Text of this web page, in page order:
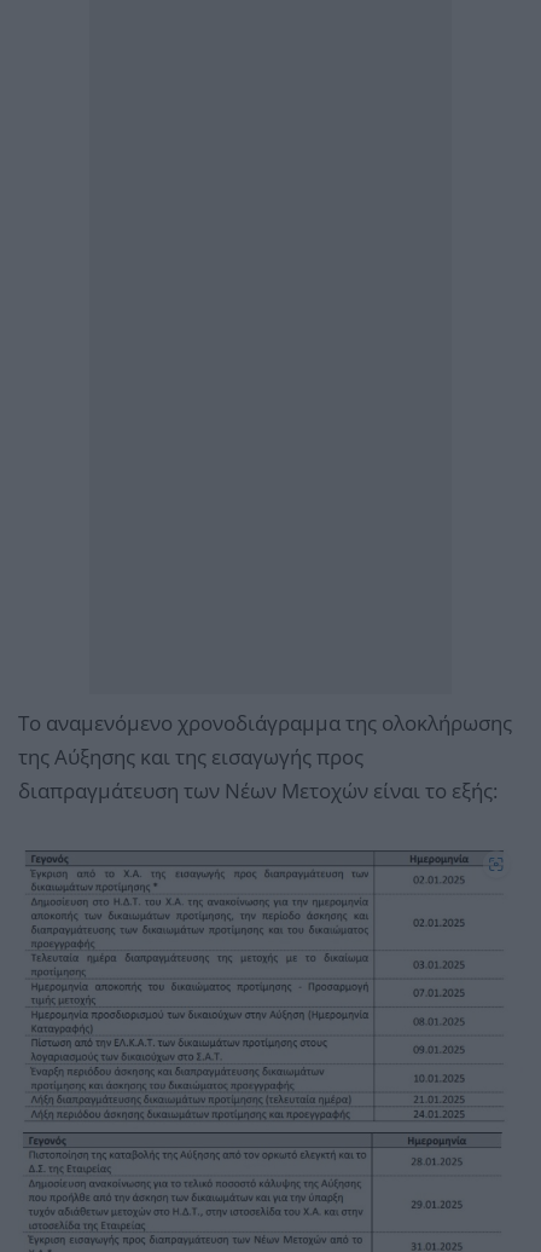
Το αναμενόμενο χρονοδιάγραμμα της ολοκλήρωσης
της Αύξησης και της εισαγωγής προς
διαπραγμάτευση των Νέων Μετοχών είναι το εξής: